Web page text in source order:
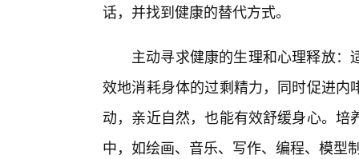
话，并找到健康的替代方式。
主动寻求健康的生理和心理释放
效地消耗身体的过剩精力，同时促进
动，亲近自然，也能有效舒缓身心。
中，如绘画、音乐、写作、编程、模型